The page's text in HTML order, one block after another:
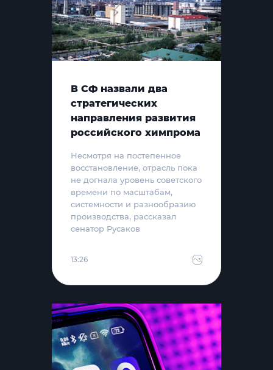
В СФ назвали два
стратегических
направления развития
российского химпрома
Несмотря на постепенное
восстановление, отрасль пока
не догнала уровень советского
времени по масштабам,
системности и разнообразию
производства, рассказал
сенатор Русаков
13:26